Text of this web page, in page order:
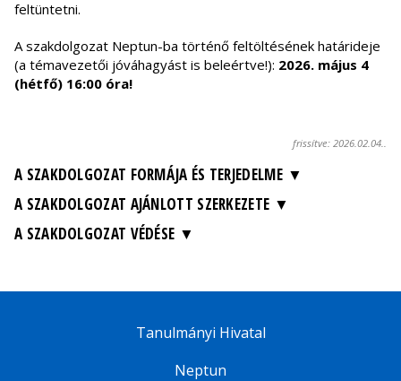
feltüntetni.
A szakdolgozat Neptun-ba történő feltöltésének határideje
(a témavezetői jóváhagyást is beleértve!): 2026. május 4
(hétfő) 16:00 óra!
frissítve: 2026.02.04..
A SZAKDOLGOZAT FORMÁJA ÉS TERJEDELME
A SZAKDOLGOZAT AJÁNLOTT SZERKEZETE
A SZAKDOLGOZAT VÉDÉSE
Tanulmányi Hivatal
Neptun